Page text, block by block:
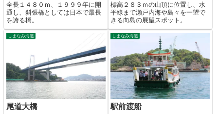
全長１４８０ｍ、１９９９年に開
通し、斜張橋としては日本で最長
を誇る橋。
標高２８３ｍの山頂に位置し、水
平線まで瀬戸内海や島々を一望で
きる向島の展望スポット。
しまなみ海道
尾道大橋
しまなみ海道
駅前渡船